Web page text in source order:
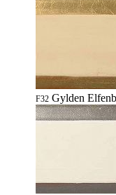
F32 Gylden